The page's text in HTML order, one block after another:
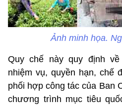
Ảnh minh họa.
Quy chế này quy định
nhiệm vụ, quyền hạn, chế
phối hợp công tác của Ban
chương trình mục tiêu